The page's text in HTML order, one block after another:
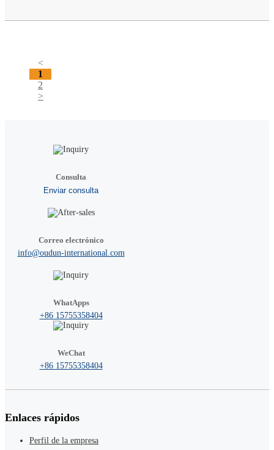
<
1
2
>
Consulta
Enviar consulta
Correo electrónico
info@oudun-international.com
WhatApps
+86 15755358404
WeChat
+86 15755358404
Enlaces rápidos
Perfil de la empresa